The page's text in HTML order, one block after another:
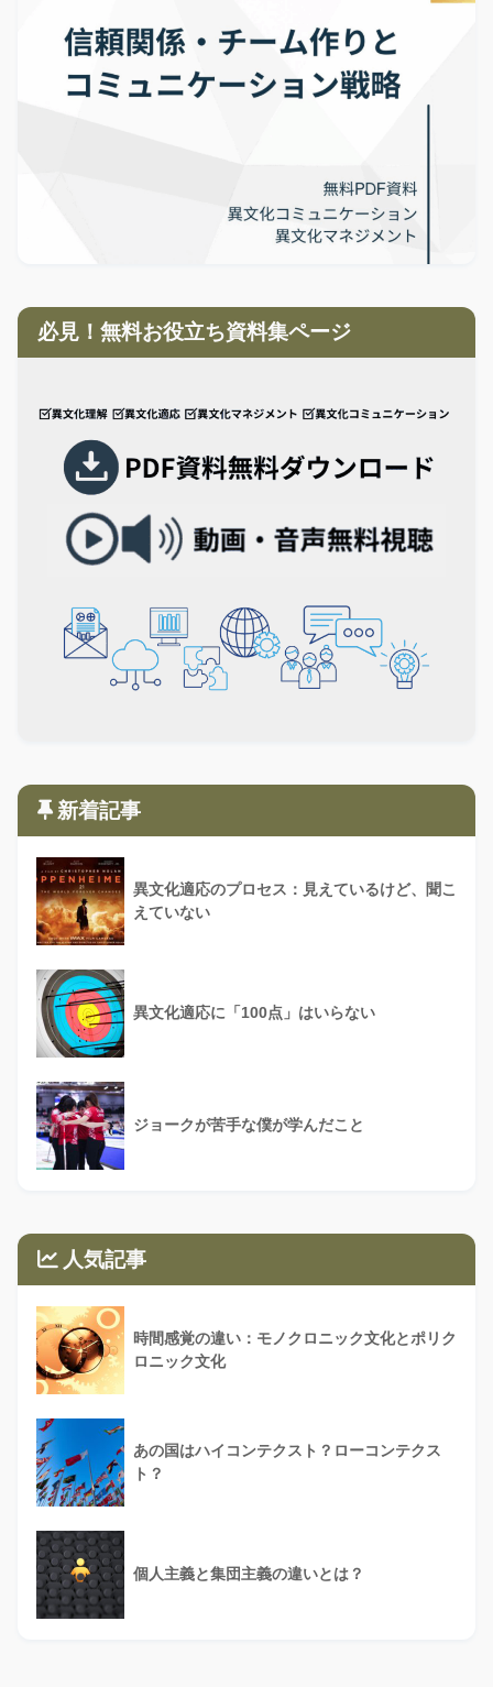
必見！無料お役立ち資料集ページ
新着記事
異文化適応のプロセス：見えているけど、聞こ
えていない
異文化適応に「100点」はいらない
ジョークが苦手な僕が学んだこと
人気記事
時間感覚の違い：モノクロニック文化とポリク
ロニック文化
あの国はハイコンテクスト？ローコンテクス
ト？
個人主義と集団主義の違いとは？